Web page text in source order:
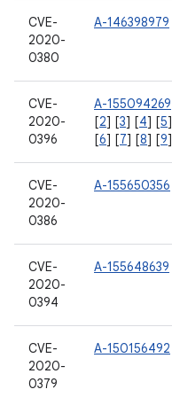
CVE-
2020-
0380
A-146398979
CVE-
2020-
0396
A-155094269
[2] [3] [4] [5]
[6] [7] [8] [9]
CVE-
2020-
0386
A-155650356
CVE-
2020-
0394
A-155648639
CVE-
2020-
0379
A-150156492